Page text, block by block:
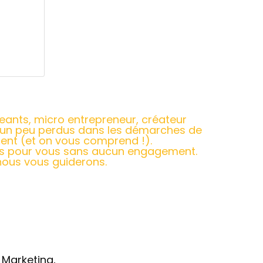
micro entrepreneur, créateur
peu perdus dans les démarches de
(et on vous comprend !).
pour vous sans aucun engagement.
vous guiderons.